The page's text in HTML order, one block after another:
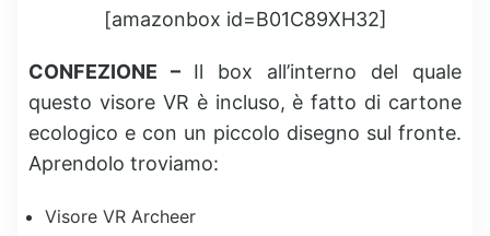
[amazonbox id=B01C89XH32]
CONFEZIONE – Il box all’interno del quale
questo visore VR è incluso, è fatto di cartone
ecologico e con un piccolo disegno sul fronte.
Aprendolo troviamo:
Visore VR Archeer